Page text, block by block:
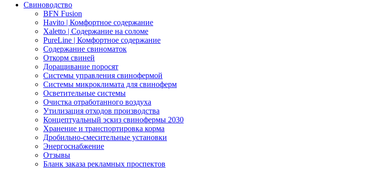
Свиноводство
BFN Fusion
Havito | Комфортное содержание
Xaletto | Содержание на соломе
PureLine | Комфортное содержание
Содержание свиноматок
Откорм свиней
Доращивание поросят
Системы управления свинофермой
Системы микроклимата для свиноферм
Осветительные системы
Очистка отработанного воздуха
Утилизация отходов производства
Концептуальный эскиз свинофермы 2030
Хранение и транспортировка корма
Дробильно-смесительные установки
Энергоснабжение
Отзывы
Бланк заказа рекламных проспектов